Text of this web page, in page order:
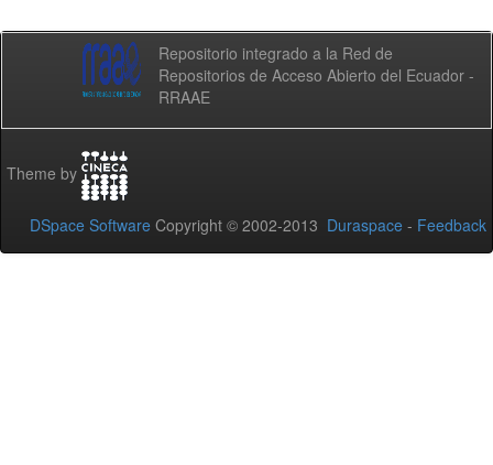
Repositorio integrado a la Red de
Repositorios de Acceso Abierto del Ecuador -
RRAAE
Theme by
DSpace Software Copyright © 2002-2013 Duraspace - Feedback